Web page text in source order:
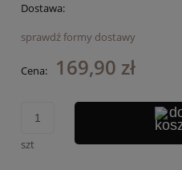
Dostawa:
Cena nie zawiera
sprawdź formy dostawy
Cena: 169,90 zł
szt